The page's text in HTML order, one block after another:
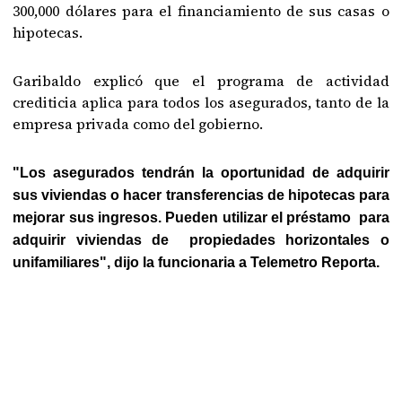
300,000 dólares para el financiamiento de sus casas o
hipotecas.
Garibaldo explicó que el programa de actividad
crediticia aplica para todos los asegurados, tanto de la
empresa privada como del gobierno.
"Los asegurados tendrán la oportunidad de adquirir
sus viviendas o hacer transferencias de hipotecas para
mejorar sus ingresos. Pueden utilizar el préstamo para
adquirir viviendas de propiedades horizontales o
unifamiliares", dijo la funcionaria a Telemetro Reporta.